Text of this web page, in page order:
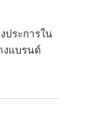
ประการใน
งแบรนด์